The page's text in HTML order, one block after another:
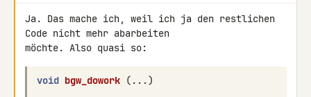
Ja. Das mache ich, weil ich ja den restlichen
Code nicht mehr abarbeiten
void bgw_dowork (...)